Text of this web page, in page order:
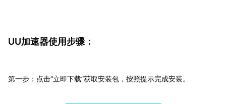
UU加速器使用步骤：
第一步：点击“立即下载”获取安装包，按照提示完成安装。